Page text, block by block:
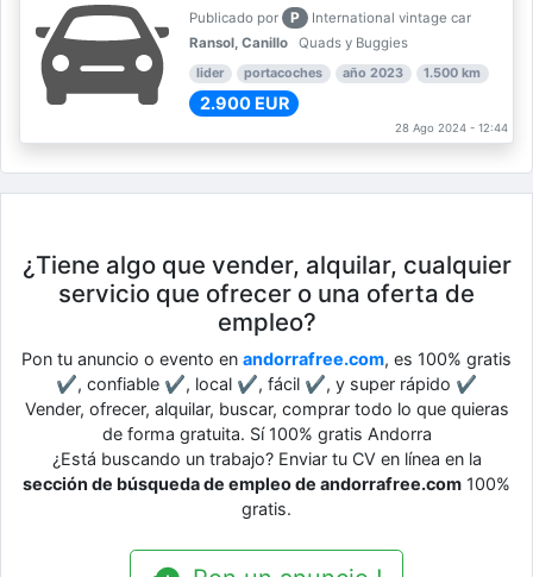
Publicado por P
International vintage car
Ransol, Canillo
Quads y Buggies
lider portacoches año 2023 1.500 km
2.900 EUR
28 Ago 2024 - 12:44
¿Tiene algo que vender, alquilar, cualquier
servicio que ofrecer o una oferta de
empleo?
Pon tu anuncio o evento en andorrafree.com, es 100% gratis
✔, confiable ✔, local ✔, fácil ✔, y super rápido ✔
Vender, ofrecer, alquilar, buscar, comprar todo lo que quieras
de forma gratuita. Sí 100% gratis Andorra
¿Está buscando un trabajo? Enviar tu CV en línea en la
sección de búsqueda de empleo de andorrafree.com 100%
gratis.